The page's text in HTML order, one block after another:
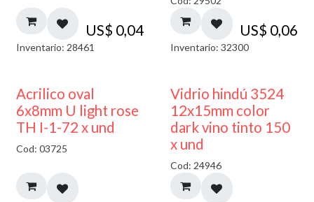
US$ 0,04
Inventario: 28461
US$ 0,06
Inventario: 32300
50% DESCUENTO
Acrilico oval
6x8mm U light rose
TH I-1-72 x und
Cod: 03725 40% DESCUENTO
Vidrio hindú 3524
12x15mm color
dark vino tinto 150
x und
Cod: 24946